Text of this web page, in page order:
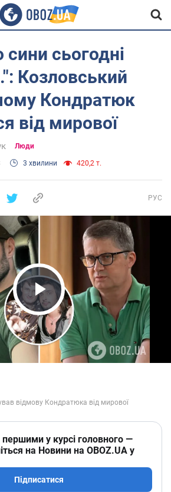
сини сьогодні
Козловський
Кондратюк
від мирової
Люди
3 хвилини 420,2 т.
РУС
Play Video
першими у курсі головного —
на Новини на OBOZ.UA у
Підписатися